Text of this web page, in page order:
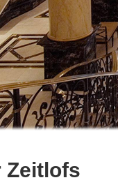
Zeitlofs